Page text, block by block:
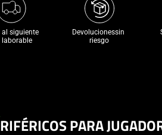
al siguiente
laborable
Devolucionessin
riesgo
PARA